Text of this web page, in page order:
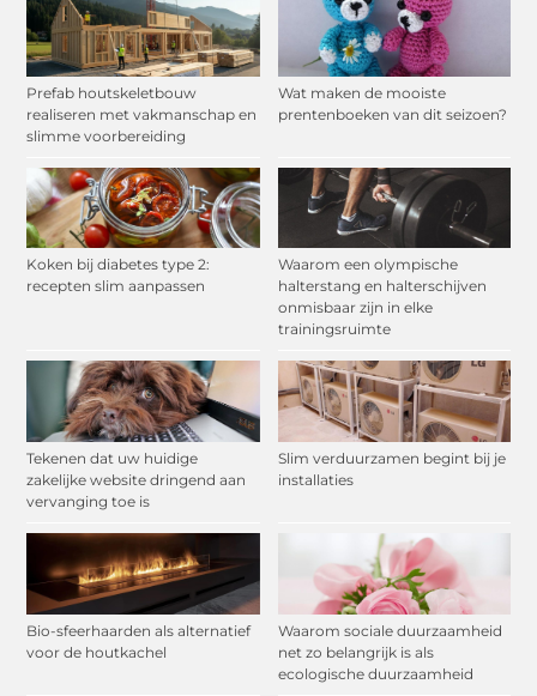
Prefab houtskeletbouw
realiseren met vakmanschap en
slimme voorbereiding
Wat maken de mooiste
prentenboeken van dit seizoen?
Koken bij diabetes type 2:
recepten slim aanpassen
Waarom een olympische
halterstang en halterschijven
onmisbaar zijn in elke
trainingsruimte
Tekenen dat uw huidige
zakelijke website dringend aan
vervanging toe is
Slim verduurzamen begint bij je
installaties
Bio-sfeerhaarden als alternatief
voor de houtkachel
Waarom sociale duurzaamheid
net zo belangrijk is als
ecologische duurzaamheid